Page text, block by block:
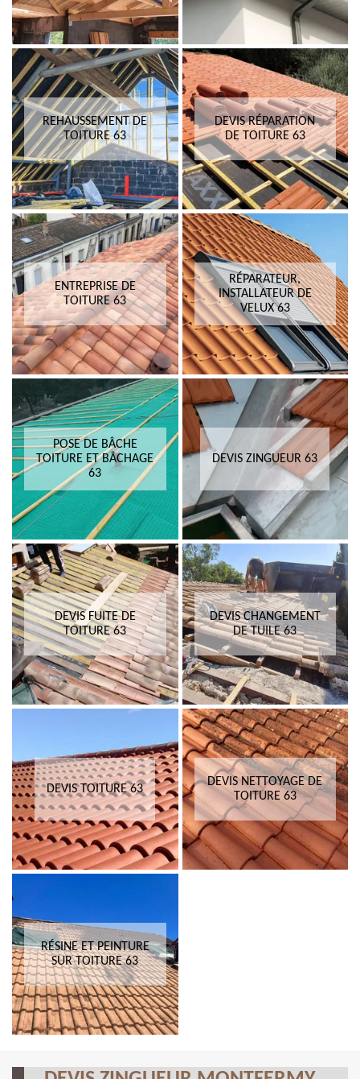
REHAUSSEMENT DE
TOITURE 63
DEVIS RÉPARATION
DE TOITURE 63
ENTREPRISE DE
TOITURE 63
RÉPARATEUR,
INSTALLATEUR DE
VELUX 63
POSE DE BÂCHE
TOITURE ET BÂCHAGE
63
DEVIS ZINGUEUR 63
DEVIS FUITE DE
TOITURE 63
DEVIS CHANGEMENT
DE TUILE 63
DEVIS TOITURE 63
DEVIS NETTOYAGE DE
TOITURE 63
RÉSINE ET PEINTURE
SUR TOITURE 63